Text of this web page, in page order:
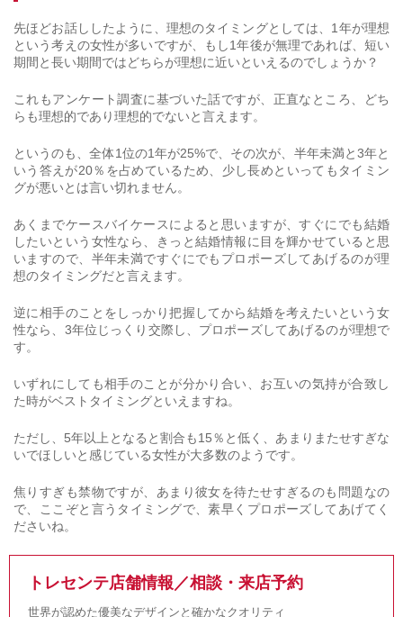
先ほどお話ししたように、理想のタイミングとしては、1年が理想
という考えの女性が多いですが、もし1年後が無理であれば、短い
期間と長い期間ではどちらが理想に近いといえるのでしょうか？
これもアンケート調査に基づいた話ですが、正直なところ、どち
らも理想的であり理想的でないと言えます。
というのも、全体1位の1年が25%で、その次が、半年未満と3年と
いう答えが20％を占めているため、少し長めといってもタイミン
グが悪いとは言い切れません。
あくまでケースバイケースによると思いますが、すぐにでも結婚
したいという女性なら、きっと結婚情報に目を輝かせていると思
いますので、半年未満ですぐにでもプロポーズしてあげるのが理
想のタイミングだと言えます。
逆に相手のことをしっかり把握してから結婚を考えたいという女
性なら、3年位じっくり交際し、プロポーズしてあげるのが理想で
す。
いずれにしても相手のことが分かり合い、お互いの気持が合致し
た時がベストタイミングといえますね。
ただし、5年以上となると割合も15％と低く、あまりまたせすぎな
いでほしいと感じている女性が大多数のようです。
焦りすぎも禁物ですが、あまり彼女を待たせすぎるのも問題なの
で、ここぞと言うタイミングで、素早くプロポーズしてあげてく
ださいね。
トレセンテ店舗情報／相談・来店予約
世界が認めた優美なデザインと確かなクオリティ